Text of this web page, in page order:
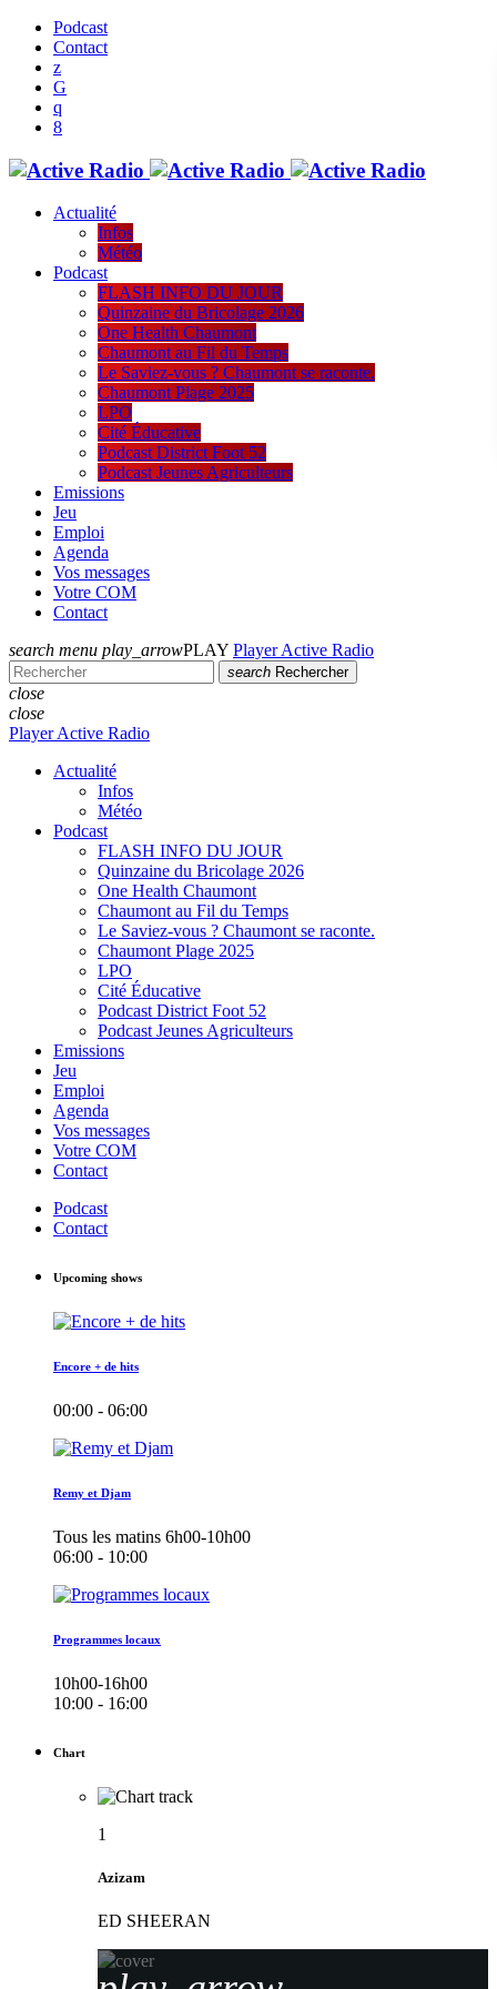
Podcast
Contact
Actualité
Infos
Météo
Podcast
FLASH INFO DU JOUR
Quinzaine du Bricolage 2026
One Health Chaumont
Chaumont au Fil du Temps
Le Saviez-vous ? Chaumont se raconte.
Chaumont Plage 2025
LPO
Cité Éducative
Podcast District Foot 52
Podcast Jeunes Agriculteurs
Emissions
Jeu
Emploi
Agenda
Vos messages
Votre COM
Contact
search menu play_arrowPLAY Player Active Radio
search Rechercher
close
close
Player Active Radio
Actualité
Infos
Météo
Podcast
FLASH INFO DU JOUR
Quinzaine du Bricolage 2026
One Health Chaumont
Chaumont au Fil du Temps
Le Saviez-vous ? Chaumont se raconte.
Chaumont Plage 2025
LPO
Cité Éducative
Podcast District Foot 52
Podcast Jeunes Agriculteurs
Emissions
Jeu
Emploi
Agenda
Vos messages
Votre COM
Contact
Podcast
Contact
Upcoming shows
Encore + de hits
00:00 - 06:00
Remy et Djam
Tous les matins 6h00-10h00
06:00 - 10:00
Programmes locaux
10h00-16h00
10:00 - 16:00
Chart
1
Azizam
ED SHEERAN